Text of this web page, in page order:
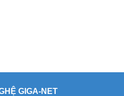
GIGA-NET